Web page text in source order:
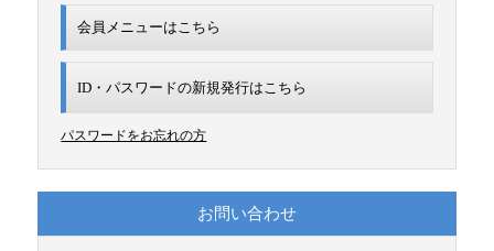
会員メニューはこちら
ID・パスワードの新規発行はこちら
パスワードをお忘れの方
お問い合わせ